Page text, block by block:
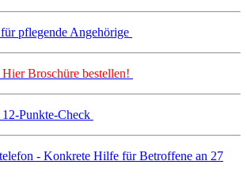
pflegende Angehörige
Broschüre bestellen!
Punkte-Check
- Konkrete Hilfe für Betroffene an 27